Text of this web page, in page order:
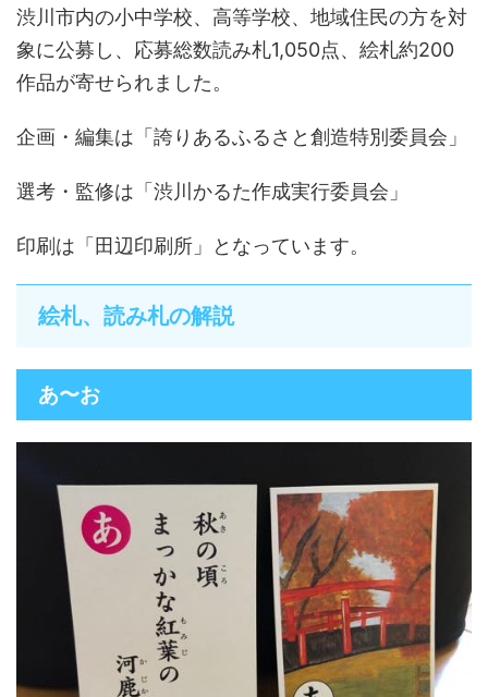
渋川市内の小中学校、高等学校、地域住民の方を対
象に公募し、応募総数読み札1,050点、絵札約200
作品が寄せられました。
企画・編集は「誇りあるふるさと創造特別委員会」
選考・監修は「渋川かるた作成実行委員会」
印刷は「田辺印刷所」となっています。
絵札、読み札の解説
あ〜お